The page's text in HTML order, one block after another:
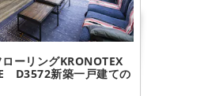
ーリングKRONOTEX
D3572新築一戸建ての